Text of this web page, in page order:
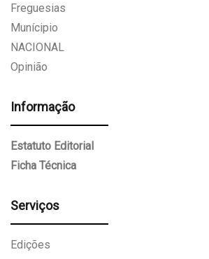
Freguesias
Munícipio
NACIONAL
Opinião
Informação
Estatuto Editorial
Ficha Técnica
Serviços
Edições